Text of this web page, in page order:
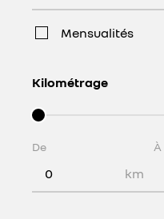
Mensualités
Kilométrage
De
km
À